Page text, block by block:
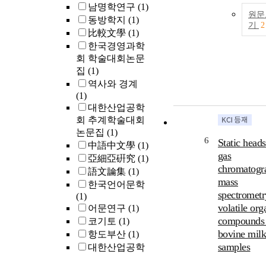
남명학연구 (1)
동방학지 (1)
比較文學 (1)
한국경영과학
회 학술대회논문
집 (1)
역사와 경계
(1)
대한산업공학
회 추계학술대회
논문집 (1)
中語中文學 (1)
亞細亞硏究 (1)
語文論集 (1)
한국언어문학
(1)
어문연구 (1)
코기토 (1)
항도부산 (1)
대한산업공학
원
기
2
6
Static
gas
mass
volatile
bovine milk
samples